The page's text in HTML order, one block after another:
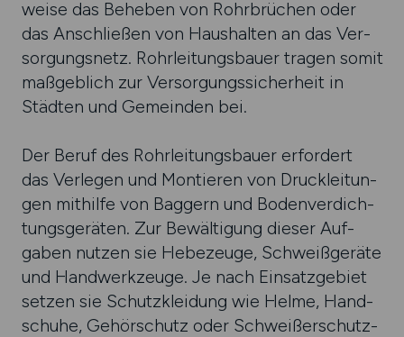
weise das Beheben von Rohr­brüchen oder
das Anschließen von Haus­halten an das Ver­
sorgungs­netz. Rohr­leitungs­bauer tragen somit
maß­geb­lich zur Ver­sorgungs­sicher­heit in
Städten und Gemeinden bei.
Der Beruf des Rohr­leitungs­bauer erfor­dert
das Ver­legen und Montie­ren von Druck­leitun­
gen mithilfe von Baggern und Boden­ver­dich­
tungs­geräten. Zur Bewälti­gung dieser Auf­
gaben nutzen sie Hebe­zeuge, Schweiß­geräte
und Hand­werk­zeuge. Je nach Ein­satz­gebiet
setzen sie Schutz­klei­dung wie Helme, Hand­
schuhe, Gehör­schutz oder Schweißer­schutz­